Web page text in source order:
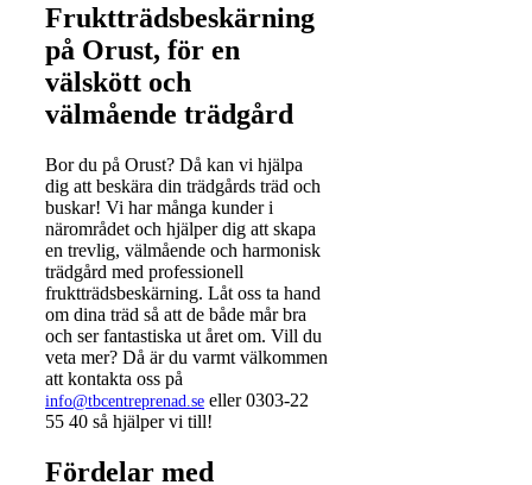
Fruktträdsbeskärning
på Orust, för en
välskött och
välmående trädgård
Bor du på Orust? Då kan vi hjälpa
dig att beskära din trädgårds träd och
buskar! Vi har många kunder i
närområdet och hjälper dig att skapa
en trevlig, välmående och harmonisk
trädgård med professionell
fruktträdsbeskärning. Låt oss ta hand
om dina träd så att de både mår bra
och ser fantastiska ut året om. Vill du
veta mer? Då är du varmt välkommen
att kontakta oss på
info@tbcentreprenad.se eller 0303-22
55 40 så hjälper vi till!
Fördelar med